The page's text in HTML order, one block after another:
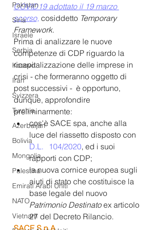
Pakistan
Siria
Israele
Serbia
Kosovo
Iran
Svizzera
Turchia
Azerbaijan
Bolivia
Mongolia
Palestina
Emirati Arabi Uniti
NATO
Vietnam
COVID19 adottato il 19 marzo
scorso, cosiddetto Temporary
Framework.
Prima di analizzare le nuove
competenze di CDP riguardo la
ricapitalizzazione delle imprese in
crisi - che formeranno oggetto di
post successivi -  è opportuno,
dunque, approfondire
preliminarmente:
cos'è SACE spa, anche alla
luce del riassetto disposto con
D.L. 	104/2020, ed i suoi
rapporti con CDP;
la nuova cornice europea sugli
aiuti di stato che costituisce la
base legale del nuovo
Patrimonio Destinato ex articolo
27 del Decreto Rilancio.
SACE S.p.A.